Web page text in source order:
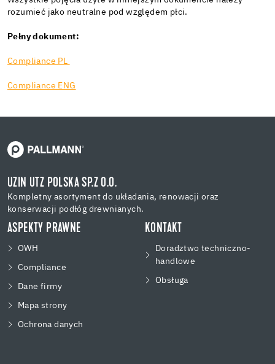
rozumieć jako neutralne pod względem płci.
Pełny dokument:
Compliance PL
Compliance ENG
UZIN UTZ POLSKA SP.Z O.O.
Kompletny asortyment do układania, renowacji oraz
konserwacji podłóg drewnianych.
ASPEKTY PRAWNE
OWH
Compliance
Dane firmy
Mapa strony
Ochrona danych
KONTAKT
Doradztwo techniczno-
handlowe
Obsługa